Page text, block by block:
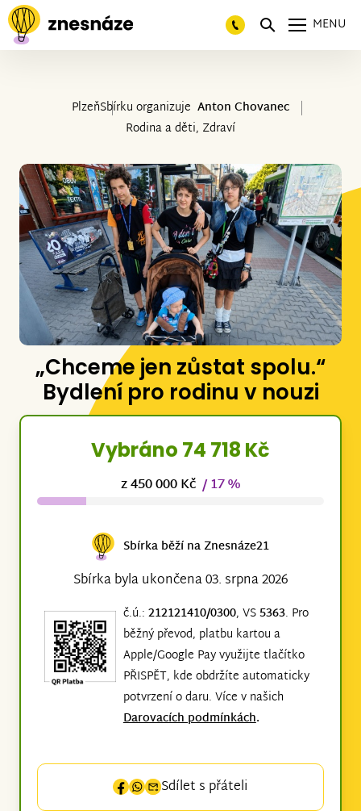
MENU
PlzeňSbírku organizuje Anton Chovanec
Rodina a děti, Zdraví
„Chceme jen zůstat spolu.“
Bydlení pro rodinu v nouzi
Vybráno 74 718 Kč
z 450 000 Kč / 17 %
Sbírka běží na Znesnáze21
Sbírka byla ukončena 03. srpna 2026
č.ú.: 212121410/0300, VS5363. Pro
běžný převod, platbu kartou a
Apple/Google Pay využijte tlačítko
PŘISPĚT, kde obdržíte automaticky
potvrzení o daru. Více v našich
Darovacích podmínkách.
Sdílet s přáteli